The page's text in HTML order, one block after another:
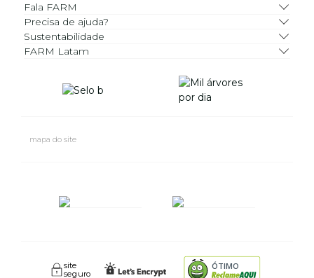
Fala FARM
Precisa de ajuda?
Sustentabilidade
FARM Latam
mapa do site
site
seguro
ÓTIMO